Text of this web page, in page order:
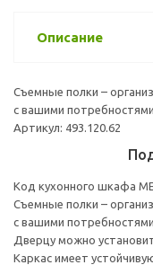
Описание
Съемные полки –
с вашими потребностями.
Артикул: 493.120.62
Код кухонного шкафа
Съемные полки –
с вашими потребностями.
Дверцу можно
Каркас имеет